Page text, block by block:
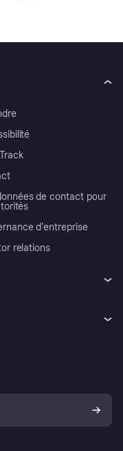
de contact pour
d’entreprise
relations